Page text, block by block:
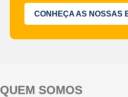
CONHEÇA AS NOSSAS
QUEM SOMOS